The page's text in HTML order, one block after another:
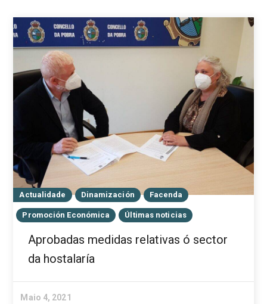
Actualidade Dinamización Facenda
Promoción Económica Últimas noticias
Aprobadas medidas relativas ó sector
da hostalaría
Maio 4, 2021